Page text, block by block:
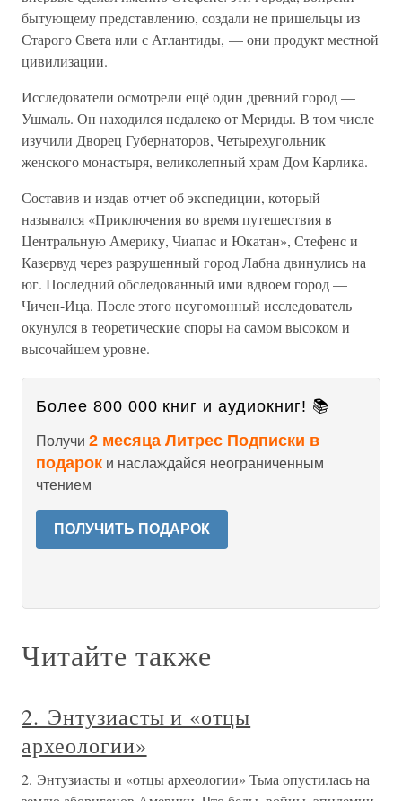
бытующему представлению, создали не пришельцы из
Старого Света или с Атлантиды, — они продукт местной
цивилизации.
Исследователи осмотрели ещё один древний город —
Ушмаль. Он находился недалеко от Мериды. В том числе
изучили Дворец Губернаторов, Четырехугольник
женского монастыря, великолепный храм Дом Карлика.
Составив и издав отчет об экспедиции, который
назывался «Приключения во время путешествия в
Центральную Америку, Чиапас и Юкатан», Стефенс и
Казервуд через разрушенный город Лабна двинулись на
юг. Последний обследованный ими вдвоем город —
Чичен-Ица. После этого неугомонный исследователь
окунулся в теоретические споры на самом высоком и
высочайшем уровне.
Более 800 000 книг и аудиокниг! 📚
Получи 2 месяца Литрес Подписки в
подарок и наслаждайся неограниченным
чтением
ПОЛУЧИТЬ ПОДАРОК
Читайте также
2. Энтузиасты и «отцы
археологии»
2. Энтузиасты и «отцы археологии» Тьма опустилась на